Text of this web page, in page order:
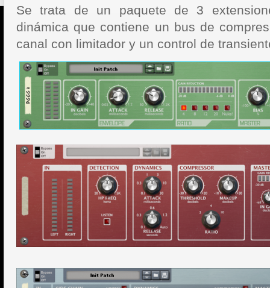
Se trata de un paquete de 3
dinámica que contiene un bus de
canal con limitador y un control de